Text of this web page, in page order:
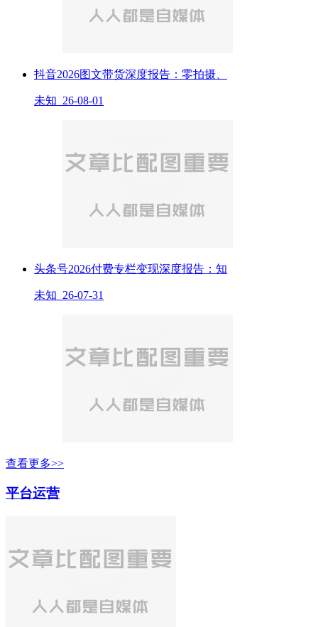
抖音2026图文带货深度报告：零拍摄、
未知 26-08-01
头条号2026付费专栏变现深度报告：知
未知 26-07-31
查看更多>>
平台运营